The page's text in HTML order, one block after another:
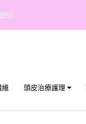
維 頭皮治療護理